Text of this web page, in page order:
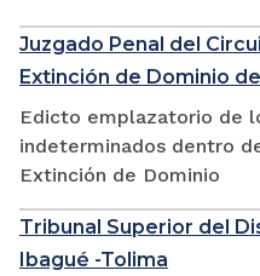
Juzgado Penal del
Extinción de Dominio
Edicto emplazatorio de
indeterminados dentro
Extinción de Dominio
Tribunal Superior del
Ibagué -Tolima